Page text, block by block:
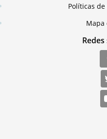
Políticas
Mapa